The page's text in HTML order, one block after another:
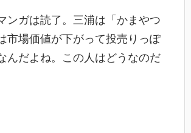
ンガは読了。三浦は「かまやつ
市場価値が下がって投売りっぽ
んだよね。この人はどうなのだ